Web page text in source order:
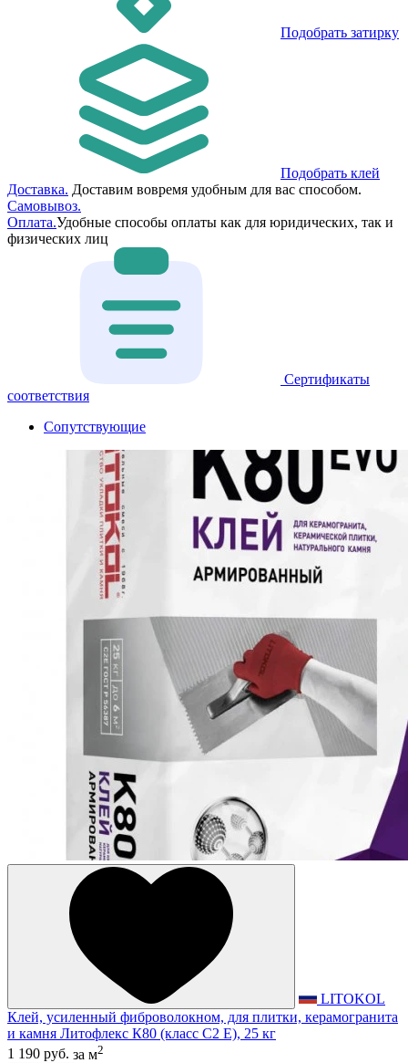
Подобрать затирку
Подобрать клей
Доставка. Доставим вовремя удобным для вас способом.
Самовывоз.
Оплата.Удобные способы оплаты как для юридических, так и
физических лиц
Сертификаты
соответствия
Сопутствующие
LITOKOL
Клей, усиленный фиброволокном, для плитки, керамогранита
и камня Литофлекс К80 (класс С2 E), 25 кг
1 190 руб. за м2